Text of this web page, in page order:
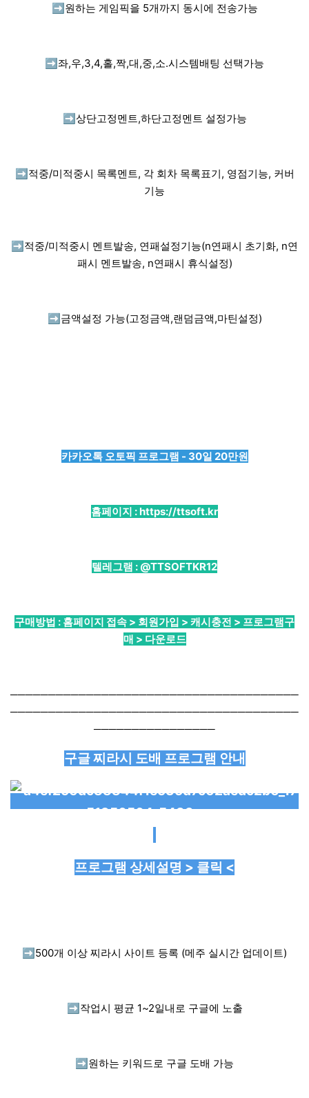
➡️ 원하는 게임픽을 5개까지 동시에 전송가능
➡️ 좌,우,3,4,홀,짝,대,중,소.시스템배팅 선택가능
➡️ 상단고정멘트,하단고정멘트 설정가능
➡️ 적중/미적중시 목록멘트, 각 회차 목록표기, 영점기능, 커버
기능
➡️ 적중/미적중시 멘트발송, 연패설정기능(n연패시 초기화, n연
패시 멘트발송, n연패시 휴식설정)
➡️ 금액설정 가능(고정금액,랜덤금액,마틴설정)
카카오톡 오토픽 프로그램 - 30일 20만원
홈페이지 :https://ttsoft.kr
텔레그램 : @TTSOFTKR12
구매방법 : 홈페이지 접속 > 회원가입 > 캐시충전 > 프로그램구
매 > 다운로드
──────────────────────────────────────
──────────────────────────────────────
────────────────
구글 찌라시 도배 프로그램 안내
프로그램 상세설명 > 클릭 <
➡️ 500개 이상 찌라시 사이트 등록 (메주 실시간 업데이트)
➡️ 작업시 평균 1~2일내로 구글에 노출
➡️ 원하는 키워드로 구글 도배 가능